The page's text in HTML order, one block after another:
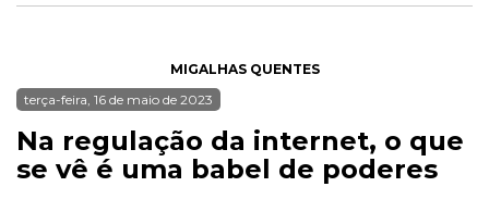
MIGALHAS QUENTES
terça-feira, 16 de maio de 2023
Na regulação da internet, o que
se vê é uma babel de poderes